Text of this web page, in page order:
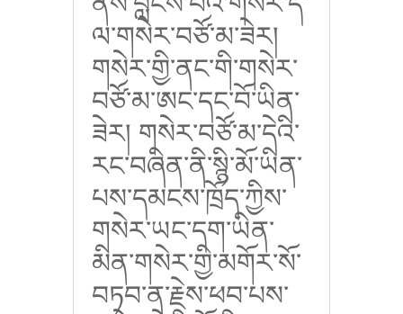
ལ་གསེར་བཙོ་མ་ཟེར།
གསེར་གྱི་ནང་གི་གསེར་
བཙོ་མ་ཨང་དང་བོ་ཡིན་
ཟེར། གསེར་བཙོ་མ་དེའི་
རང་བཞིན་ནི་སྙི་མོ་ཡིན་
པས་དམངས་ཁྲོད་ཀྱིས་
གསེར་ཡང་དག་ཡིན་
མིན་གསེར་གྱི་མགོར་སོ་
བཏབ་ན་རྗེས་ཕབ་པས་